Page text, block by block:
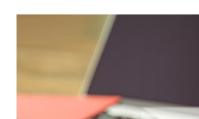
2021